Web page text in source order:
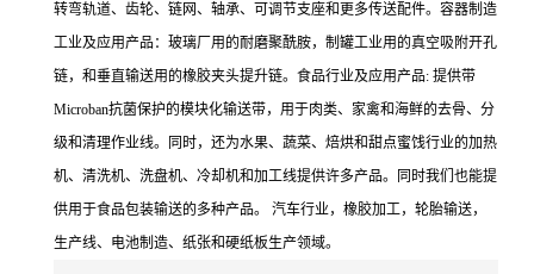
转弯轨道、齿轮、链网、轴承、可调节支座和更多传送配件。容器制造
工业及应用产品：玻璃厂用的耐磨聚酰胺，制罐工业用的真空吸附开孔
链，和垂直输送用的橡胶夹头提升链。食品行业及应用产品: 提供带
Microban抗菌保护的模块化输送带，用于肉类、家禽和海鲜的去骨、分
级和清理作业线。同时，还为水果、蔬菜、焙烘和甜点蜜饯行业的加热
机、清洗机、洗盘机、冷却机和加工线提供许多产品。同时我们也能提
供用于食品包装输送的多种产品。 汽车行业，橡胶加工，轮胎输送，
生产线、电池制造、纸张和硬纸板生产领域。